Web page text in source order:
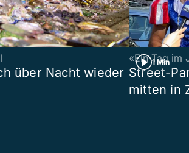
über Nacht wieder
1 Min
«Ein Tag im
Street-
mitten in